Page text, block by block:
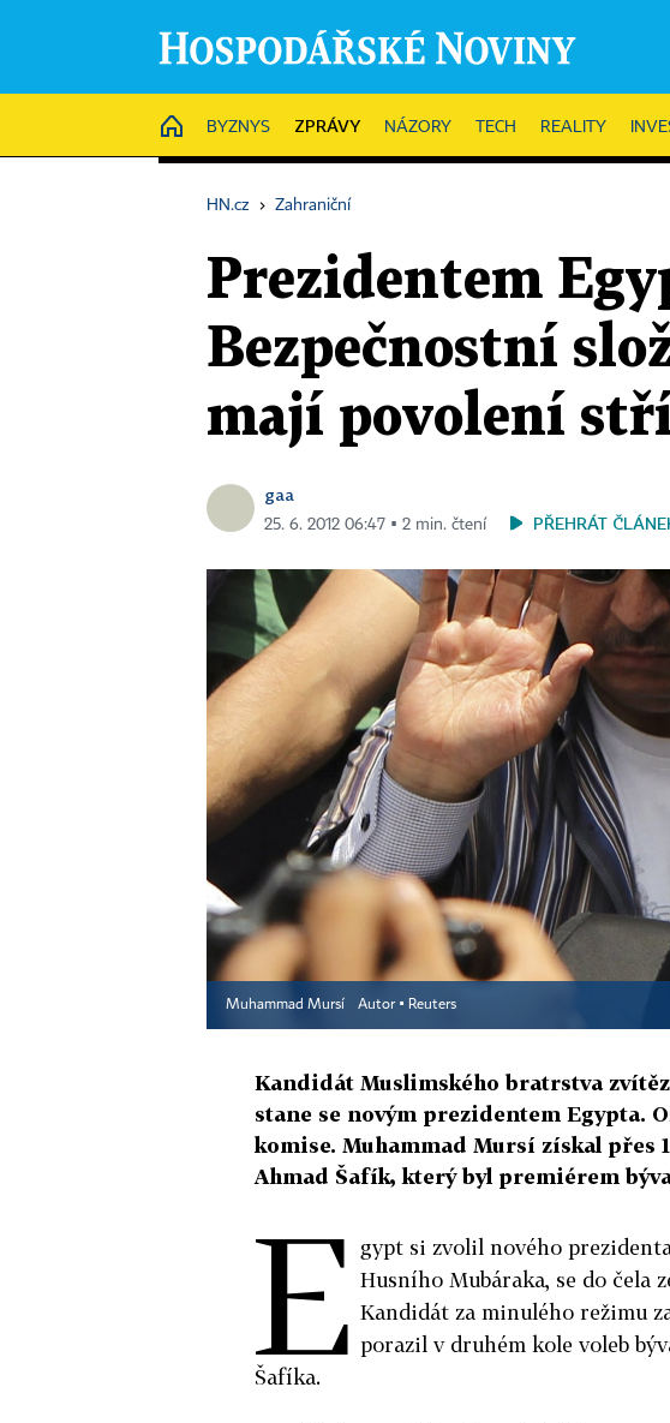
HOME
BYZNYS ZPRÁVY NÁZORY TECH REALITY
HN.cz › Zahraniční
Prezidentem
Bezpečnostní
mají povolení
gaa
25. 6. 2012 06:47 ▪ 2 min. čtení PŘEHRÁT
Muhammad Mursí Autor ▪ Reuters
Kandidát Muslimského bratrstva
stane se novým prezidentem Egypta.
komise. Muhammad Mursí získal přes
Ahmad Šafík, který byl premiérem
E gypt si zvolil nového
Husního Mubáraka, se do čela
Kandidát za minulého režimu
porazil v druhém kole voleb
Šafíka.